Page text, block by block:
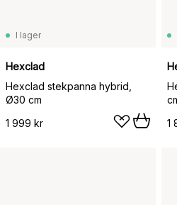
I lager
Hexclad
Hexclad stekpanna hybrid,
Ø30 cm
1 999 kr
1